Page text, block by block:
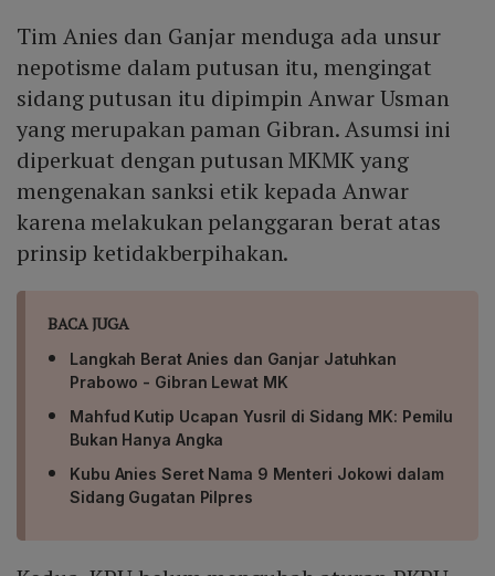
Tim Anies dan Ganjar menduga ada unsur
nepotisme dalam putusan itu, mengingat
sidang putusan itu dipimpin Anwar Usman
yang merupakan paman Gibran. Asumsi ini
diperkuat dengan putusan MKMK yang
mengenakan sanksi etik kepada Anwar
karena melakukan pelanggaran berat atas
prinsip ketidakberpihakan.
BACA JUGA
Langkah Berat Anies dan Ganjar Jatuhkan
Prabowo - Gibran Lewat MK
Mahfud Kutip Ucapan Yusril di Sidang MK: Pemilu
Bukan Hanya Angka
Kubu Anies Seret Nama 9 Menteri Jokowi dalam
Sidang Gugatan Pilpres